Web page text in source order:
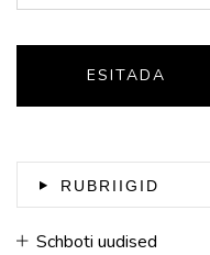
RUBRIIGID
Schboti uudised